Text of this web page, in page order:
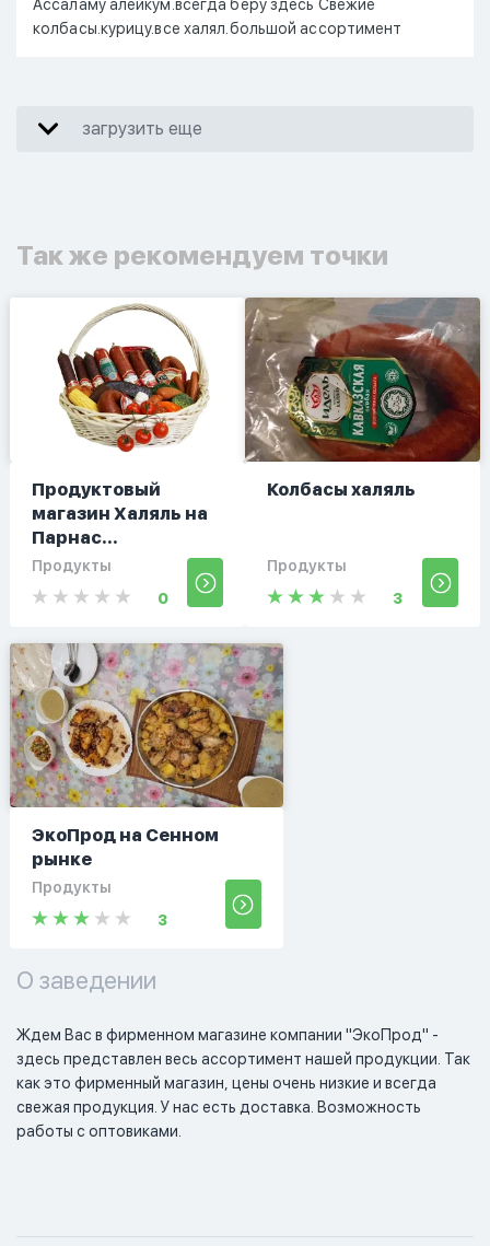
Ассаламу алейкум.всегда беру здесь Свежие
колбасы.курицу.все халял.большой ассортимент
загрузить еще
Так же рекомендуем точки
Продуктовый
магазин Халяль на
Парнас...
Продукты
0
Колбасы халяль
Продукты
3
ЭкоПрод на Сенном
рынке
Продукты
3
О заведении
Ждем Вас в фирменном магазине компании "ЭкоПрод" -
здесь представлен весь ассортимент нашей продукции. Так
как это фирменный магазин, цены очень низкие и всегда
свежая продукция. У нас есть доставка. Возможность
работы с оптовиками.